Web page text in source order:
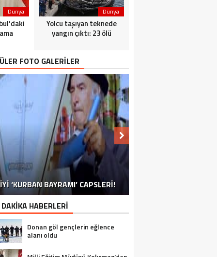
Dünya Dünya
Yolcu taşıyan teknede
yangın çıktı: 23 ölü
FOTO GALERİLER
TAKVİMİ’NE BİR RAKİP DAHA!
‘KURBAN BAYRAMI’ CAPSLERİ!
SÖYLEMEYEN ESNAF GÖRDÜNÜZ
MÜ?
FOTOĞRAFLARLA HIZAN
FOTOĞRAFLARLA BITLIS
FOTOĞRAFLARLA TATVAN
FOTOĞRAFLARLA GÜROYMAK
FOTOĞRAFLARLA AHLAT
FOTOĞRAFLARLA ADILCEVAZ
FOTOĞRAFLARLA MUTKI
HABERLERİ
Donan göl gençlerin eğlence
alanı oldu